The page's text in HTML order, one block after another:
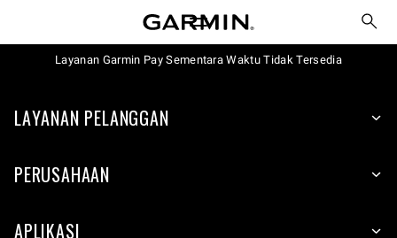
Layanan Garmin Pay Sementara Waktu Tidak Tersedia
LAYANAN PELANGGAN
PERUSAHAAN
APLIKASI